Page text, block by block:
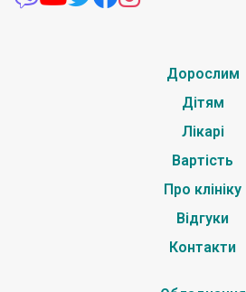
Дорослим
Дітям
Лікарі
Вартість
Про клініку
Відгуки
Контакти